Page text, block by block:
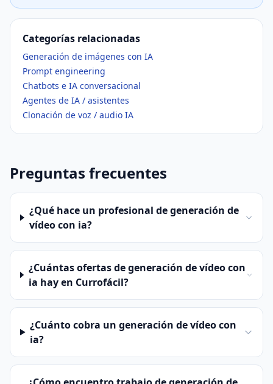
Categorías relacionadas
Generación de imágenes con IA
Prompt engineering
Chatbots e IA conversacional
Agentes de IA / asistentes
Clonación de voz / audio IA
Preguntas frecuentes
¿Qué hace un profesional de generación de
vídeo con ia?
¿Cuántas ofertas de generación de vídeo con
ia hay en Currofácil?
¿Cuánto cobra un generación de vídeo con
ia?